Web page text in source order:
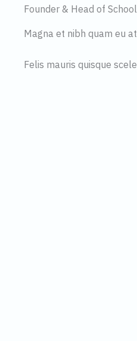
Founder & Head of School
Magna et nibh quam eu
Felis mauris quisque